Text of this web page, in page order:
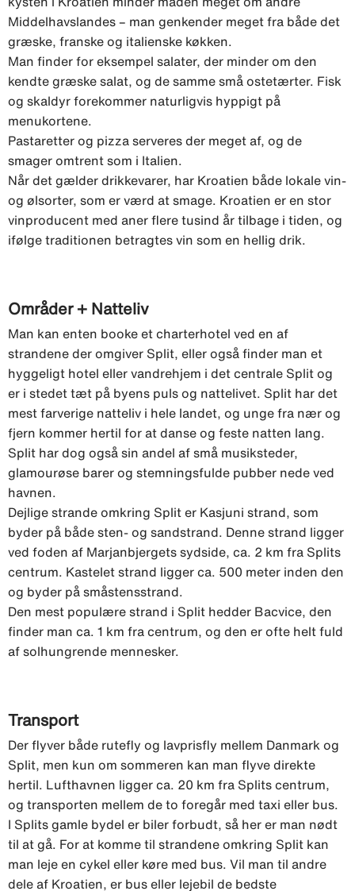
Middelhavslandes – man genkender meget fra både det
græske, franske og italienske køkken.
Man finder for eksempel salater, der minder om den
kendte græske salat, og de samme små ostetærter. Fisk
og skaldyr forekommer naturligvis hyppigt på
menukortene.
Pastaretter og pizza serveres der meget af, og de
smager omtrent som i Italien.
Når det gælder drikkevarer, har Kroatien både lokale vin-
og ølsorter, som er værd at smage. Kroatien er en stor
vinproducent med aner flere tusind år tilbage i tiden, og
ifølge traditionen betragtes vin som en hellig drik.
Områder + Natteliv
Man kan enten booke et charterhotel ved en af
strandene der omgiver Split, eller også finder man et
hyggeligt hotel eller vandrehjem i det centrale Split og
er i stedet tæt på byens puls og nattelivet. Split har det
mest farverige natteliv i hele landet, og unge fra nær og
fjern kommer hertil for at danse og feste natten lang.
Split har dog også sin andel af små musiksteder,
glamourøse barer og stemningsfulde pubber nede ved
havnen.
Dejlige strande omkring Split er Kasjuni strand, som
byder på både sten- og sandstrand. Denne strand ligger
ved foden af Marjanbjergets sydside, ca. 2 km fra Splits
centrum. Kastelet strand ligger ca. 500 meter inden den
og byder på småstensstrand.
Den mest populære strand i Split hedder Bacvice, den
finder man ca. 1 km fra centrum, og den er ofte helt fuld
af solhungrende mennesker.
Transport
Der flyver både rutefly og lavprisfly mellem Danmark og
Split, men kun om sommeren kan man flyve direkte
hertil. Lufthavnen ligger ca. 20 km fra Splits centrum,
og transporten mellem de to foregår med taxi eller bus.
I Splits gamle bydel er biler forbudt, så her er man nødt
til at gå. For at komme til strandene omkring Split kan
man leje en cykel eller køre med bus. Vil man til andre
dele af Kroatien, er bus eller lejebil de bedste